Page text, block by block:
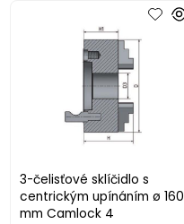
3-čelisťové sklíčidlo s
centrickým upínáním ø 160
mm Camlock 4